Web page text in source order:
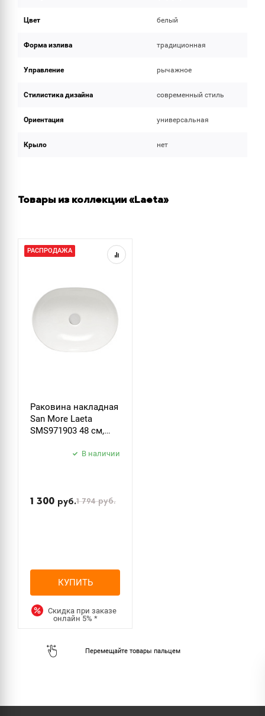
Цвет белый
Форма излива традиционная
Управление рычажное
Стилистика дизайна современный стиль
Ориентация универсальная
Крыло нет
Товары из коллекции «Laeta»
РАСПРОДАЖА
Раковина накладная
San More Laeta
SMS971903 48 см,
В наличии
1 300 руб.1 794руб.
КУПИТЬ
Скидка при заказе
онлайн 5% *